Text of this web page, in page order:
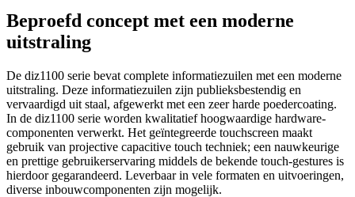
Beproefd concept met een moderne
uitstraling
De diz1100 serie bevat complete informatiezuilen met een moderne
uitstraling. Deze informatiezuilen zijn publieksbestendig en
vervaardigd uit staal, afgewerkt met een zeer harde poedercoating.
In de diz1100 serie worden kwalitatief hoogwaardige hardware-
componenten verwerkt. Het geïntegreerde touchscreen maakt
gebruik van projective capacitive touch techniek; een nauwkeurige
en prettige gebruikerservaring middels de bekende touch-gestures is
hierdoor gegarandeerd. Leverbaar in vele formaten en uitvoeringen,
diverse inbouwcomponenten zijn mogelijk.